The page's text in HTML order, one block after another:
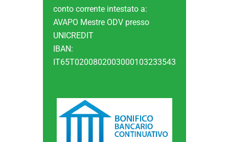
conto corrente intestato a:
AVAPO Mestre ODV presso
UNICREDIT
IBAN:
IT65T0200802003000103233543